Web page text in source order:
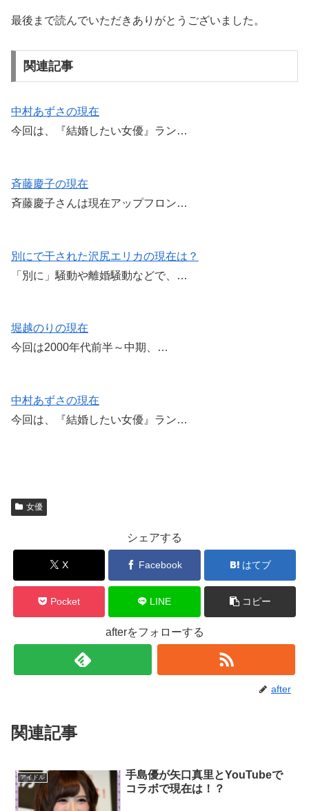
最後まで読んでいただきありがとうございました。
関連記事
中村あずさの現在
今回は、『結婚したい女優』ラン…
斉藤慶子の現在
斉藤慶子さんは現在アップフロン…
別にで干された沢尻エリカの現在は？
「別に」騒動や離婚騒動などで、…
堀越のりの現在
今回は2000年代前半～中期、…
中村あずさの現在
今回は、『結婚したい女優』ラン…
女優
シェアする
X Facebook はてブ
Pocket LINE コピー
afterをフォローする
after
関連記事
アイドル
手島優が矢口真里とYouTubeで
コラボで現在は！？